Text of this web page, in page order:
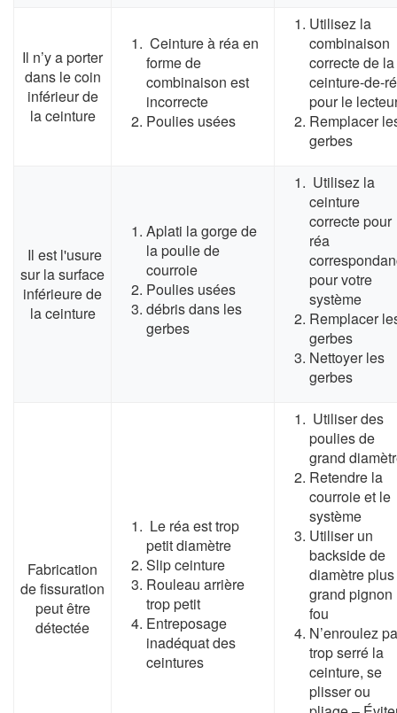
Il n’y a porter
dans le coin
inférieur de
la ceinture
Ceinture à réa en
forme de
combinaison est
incorrecte
Poulies usées
Utilisez la
combinaison
correcte de la
ceinture-de-
pour le
Remplacer
gerbes
Il est l'usure
sur la surface
inférieure de
la ceinture
Aplati la gorge de
la poulie de
courroie
Poulies usées
débris dans les
gerbes
Utilisez la
ceinture
correcte pour
réa
pour votre
système
Remplacer
gerbes
Nettoyer les
gerbes
Fabrication
de fissuration
peut être
détectée
Le réa est trop
petit diamètre
Slip ceinture
Rouleau arrière
trop petit
Entreposage
inadéquat des
ceintures
Utiliser des
poulies de
grand
Retendre la
courroie et le
système
Utiliser un
backside de
diamètre plus
grand pignon
fou
N’enroulez
trop serré la
ceinture, se
plisser ou